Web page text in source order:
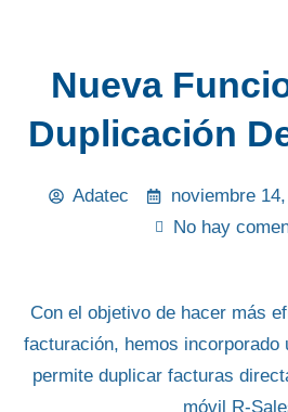
Nueva
Duplicación
Adatec noviembre
No hay
Con el objetivo de hacer más
facturación, hemos incorporado
permite duplicar facturas
móvil R-